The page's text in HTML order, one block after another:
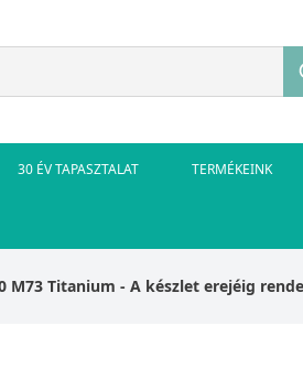
30 ÉV TAPASZTALAT TERMÉKEINK
M73 Titanium - A készlet erejéig